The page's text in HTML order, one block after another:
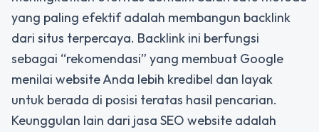
yang paling efektif adalah membangun backlink
dari situs terpercaya. Backlink ini berfungsi
sebagai “rekomendasi” yang membuat Google
menilai website Anda lebih kredibel dan layak
untuk berada di posisi teratas hasil pencarian.
Keunggulan lain dari jasa SEO website adalah